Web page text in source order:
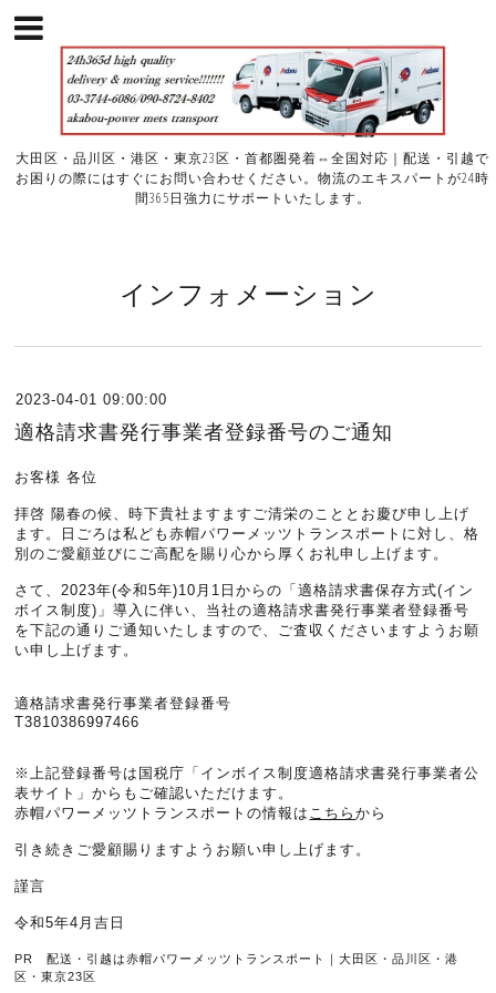
大田区・品川区・港区・東京23区・首都圏発着⇔全国対応｜配送・引越で
お困りの際にはすぐにお問い合わせください。物流のエキスパートが24時
間365日強力にサポートいたします。
インフォメーション
2023-04-01 09:00:00
適格請求書発行事業者登録番号のご通知
お客様 各位
拝啓 陽春の候、時下貴社ますますご清栄のこととお慶び申し上げ
ます。日ごろは私ども赤帽パワーメッツトランスポートに対し、格
別のご愛顧並びにご高配を賜り心から厚くお礼申し上げます。
さて、2023年(令和5年)10月1日からの「適格請求書保存方式(イン
ボイス制度)」導入に伴い、当社の適格請求書発行事業者登録番号
を下記の通りご通知いたしますので、ご査収くださいますようお願
い申し上げます。
適格請求書発行事業者登録番号
T3810386997466
※上記登録番号は国税庁「インボイス制度適格請求書発行事業者公
表サイト」からもご確認いただけます。
赤帽パワーメッツトランスポートの情報は こちらから
引き続きご愛顧賜りますようお願い申し上げます。
謹言
令和5年4月吉日
PR 配送・引越は赤帽パワーメッツトランスポート｜大田区・品川区・港
区・東京23区